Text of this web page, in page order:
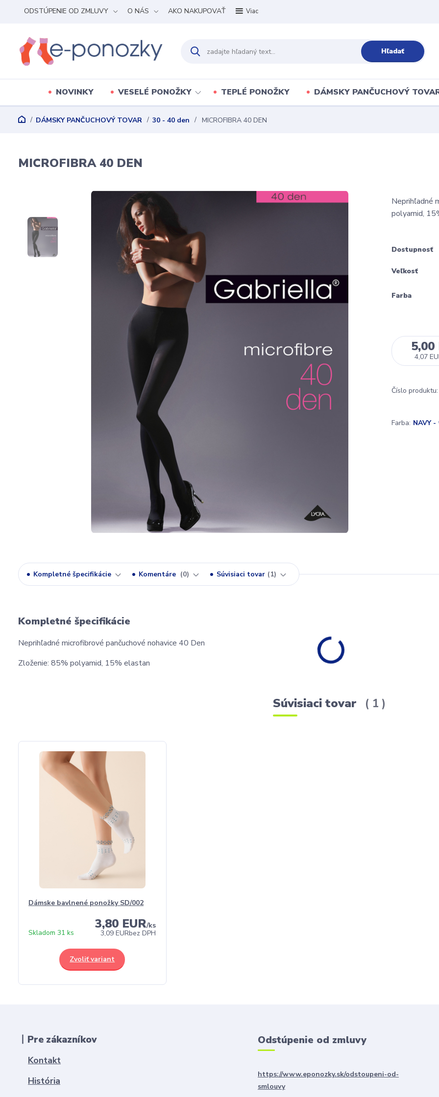
ODSTÚPENIE OD ZMLUVY O NÁS AKO NAKUPOVAŤ Viac
Hľadať
NOVINKY VESELÉ PONOŽKY TEPLÉ PONOŽKY DÁMSKY PANČUCHOVÝ
DÁMSKY PANČUCHOVÝ TOVAR 30 - 40 den MICROFIBRA 40 DEN
MICROFIBRA 40 DEN
Neprihľadné
polyamid,
Dostupnosť
Veľkosť
Farba
5,00
4,07
Číslo produktu:
Farba: NAVY
Kompletné špecifikácie Komentáre 0 Súvisiaci tovar 1
Kompletné špecifikácie
Neprihľadné microfibrové pančuchové nohavice 40 Den
Zloženie: 85% polyamid, 15% elastan
Súvisiaci tovar 1
Dámske bavlnené ponožky SD/002
3,80 EUR/ks
3,09 EURbez DPH
Skladom 31 ks
Zvoliť variant
丨Pre zákazníkov
Kontakt
História
Odstúpenie od zmluvy
https://www.eponozky.sk/odstoupeni-od-
smlouvy